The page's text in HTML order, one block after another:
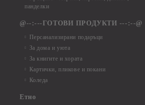
панделки
@--:---ГОТОВИ ПРОДУКТИ ---:--@
Персанализирани подаръци
За дома и уюта
За книгите и хората
Картички, пликове и покани
Коледа
Етно